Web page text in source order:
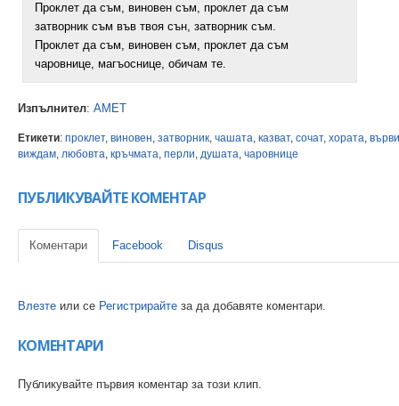
Проклет да съм, виновен съм, проклет да съм
затворник съм във твоя сън, затворник съм.
Проклет да съм, виновен съм, проклет да съм
чаровнице, магъоснице, обичам те.
Изпълнител: АМЕТ
Етикети: проклет, виновен затворник чашата казват, сочат, хората върви
виждам любовта кръчмата перли душата чаровнице
ПУБЛИКУВАЙТЕ КОМЕНТАР
Коментари Facebook Disqus
Влезте или се Регистрирайте за да добавяте коментари.
КОМЕНТАРИ
Публикувайте първия коментар за този клип.